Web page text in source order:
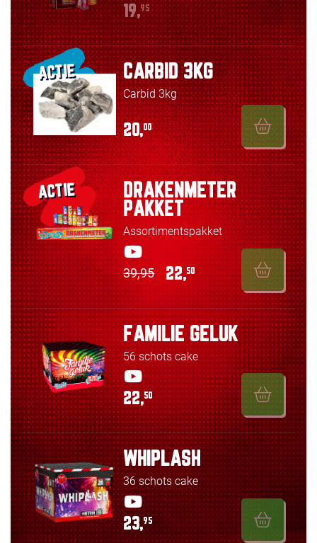
19,95
ACTIE CARBID 3KG
Carbid 3kg
20,00
ACTIE
DRAKENMETER
PAKKET
Assortimentspakket
39,95 22,50
FAMILIE GELUK
56 schots cake
22,50
WHIPLASH
36 schots cake
23,95